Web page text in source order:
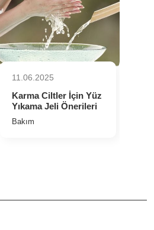
11.06.2025
⁠Karma Ciltler İçin Yüz
Yıkama Jeli Önerileri
Bakım